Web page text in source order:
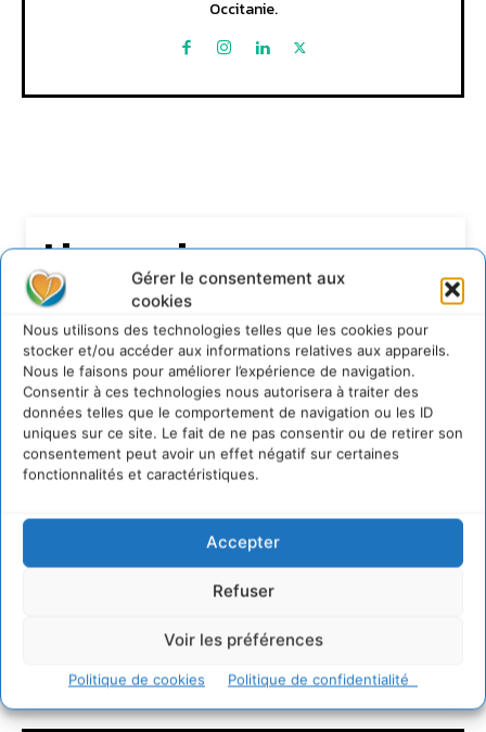
Gérer le consentement aux
cookies
Nous utilisons des technologies telles que les cookies pour
stocker et/ou accéder aux informations relatives aux appareils.
Nous le faisons pour améliorer l’expérience de navigation.
Consentir à ces technologies nous autorisera à traiter des
données telles que le comportement de navigation ou les ID
uniques sur ce site. Le fait de ne pas consentir ou de retirer son
consentement peut avoir un effet négatif sur certaines
fonctionnalités et caractéristiques.
Accepter
Refuser
Voir les préférences
Politique de cookies Politique de confidentialité
Occitanie.
Lire aussi
Transformer les territoires par le dialogue et la
coopération avec un Commun
d’Accompagnement des Transitions
7 août 2026
Soutenir un pastoralisme durable en faveur de
socio-écosystèmes résilients
6 août 2026
S’inspirer de l’arbre pour un modèle
économique régénératif du vivant …
5 août 2026
IPBES : le « GIEC de la biodiversité » appelle les
entreprises à devenir des alliées du vivant
Newsletter